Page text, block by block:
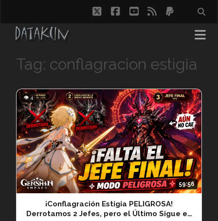
twitterfacebook
youtube
rss paypal
Tag: conflagracion estigia
59:56
👁 4
¡Conflagración Estigia PELIGROSA!
Derrotamos 2 Jefes, pero el Último Sigue en